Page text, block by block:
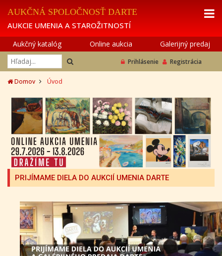
AUKČNÁ SPOLOČNOSŤ DARTE
AUKCIE UMENIA A STAROŽITNOSTÍ
Aukčný katalóg Online aukcia Galerijný predaj
Prihlásenie Registrácia
Domov Úvod
PRIJÍMAME DIELA DO AUKCIÍ UMENIA DARTE